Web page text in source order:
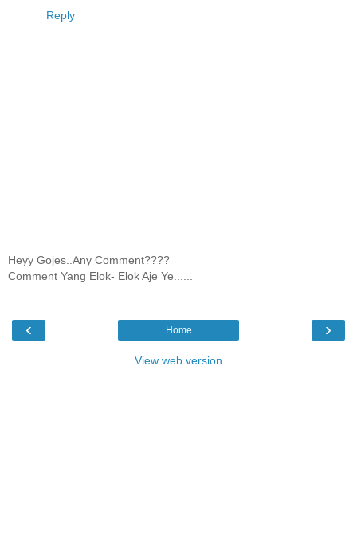
Reply
Heyy Gojes..Any Comment????
Comment Yang Elok- Elok Aje Ye......
‹ ›
Home
View web version